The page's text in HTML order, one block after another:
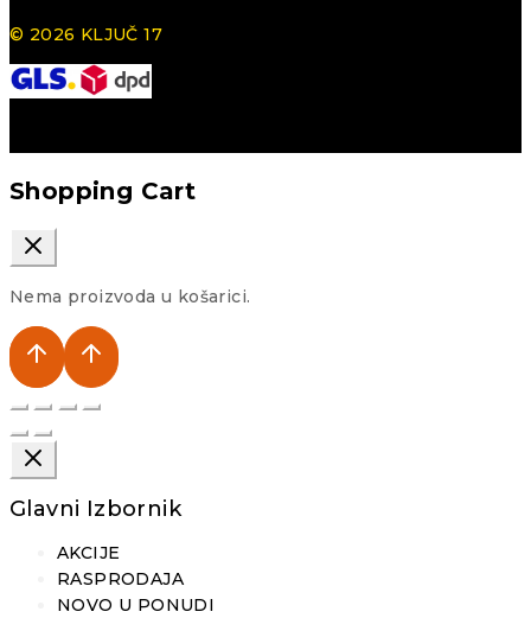
© 2026 KLJUČ 17
Shopping Cart
Nema proizvoda u košarici.
Glavni Izbornik
AKCIJE
RASPRODAJA
NOVO U PONUDI